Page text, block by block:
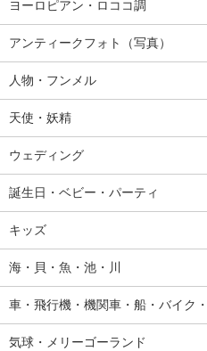
ヨーロピアン・ロココ調
アンティークフォト（写真）
人物・フンメル
天使・妖精
ウェディング
誕生日・ベビー・パーティ
キッズ
海・貝・魚・池・川
車・飛行機・機関車・船・バイク
気球・メリーゴーランド